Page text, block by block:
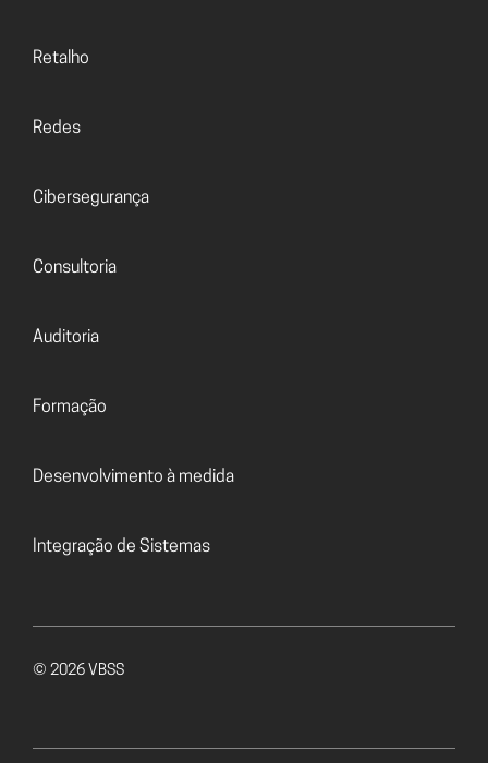
Retalho
Redes
Cibersegurança
Consultoria
Auditoria
Formação
Desenvolvimento à medida
Integração de Sistemas
© 2026 VBSS